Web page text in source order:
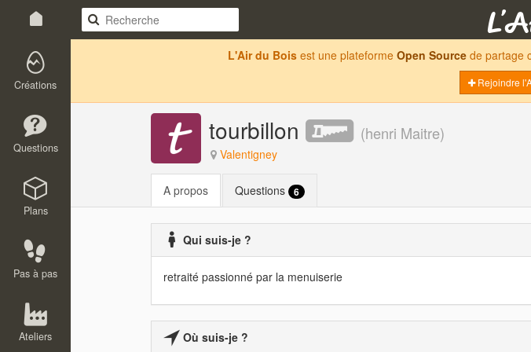
Créations
Questions
Plans
Pas à pas
Ateliers
L'Air du Bois est une plateforme Open Source de partage
Rejoindre
tourbillon (henri Maitre)
Valentigney
A propos Questions 6
Qui suis-je ?
retraité passionné par la menuiserie
Où suis-je ?